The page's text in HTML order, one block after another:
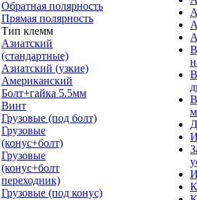
Обратная полярность
Прямая полярность
Тип клемм
Азиатский
(стандартные)
Азиатский (узкие)
Американский
Болт+гайка 5.5мм
Винт
Грузовые (под болт)
Грузовые
(конус+болт)
Грузовые
(конус+болт
переходник)
Грузовые (под конус)